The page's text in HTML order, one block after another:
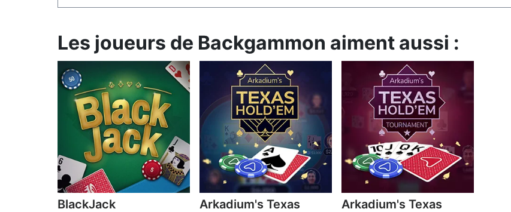
Les joueurs de Backgammon aiment aussi :
BlackJack
Arkadium's Texas
Arkadium's Texas